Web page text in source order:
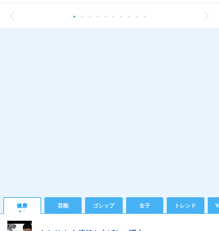
健康 芸能 ゴシップ 女子 トレンド